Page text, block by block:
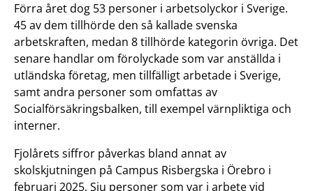
Förra året dog 53 personer i arbetsolyckor i Sverige.
45 av dem tillhörde den så kallade svenska
arbetskraften, medan 8 tillhörde kategorin övriga. Det
senare handlar om förolyckade som var anställda i
utländska företag, men tillfälligt arbetade i Sverige,
samt andra personer som omfattas av
Socialförsäkringsbalken, till exempel värnpliktiga och
interner.
Fjolårets siffror påverkas bland annat av
skolskjutningen på Campus Risbergska i Örebro i
februari 2025. Sju personer som var i arbete vid